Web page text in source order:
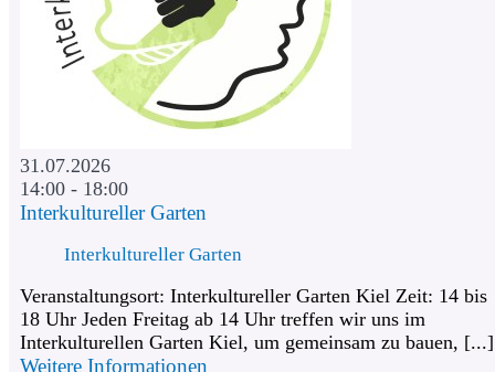
31.07.2026
14:00 - 18:00
Interkultureller Garten
Interkultureller Garten
Veranstaltungsort: Interkultureller Garten Kiel Zeit: 14 bis
18 Uhr Jeden Freitag ab 14 Uhr treffen wir uns im
Interkulturellen Garten Kiel, um gemeinsam zu bauen, [...]
Weitere Informationen